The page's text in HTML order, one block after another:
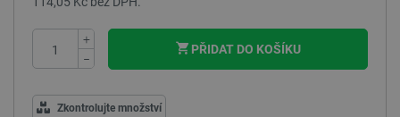
+
−
PŘIDAT DO KOŠÍKU
Zkontrolujte množství